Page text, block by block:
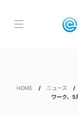
HOME ニュース
ワーク、5